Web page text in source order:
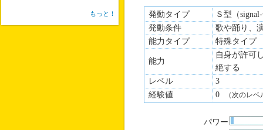
発動タイプ
Ｓ型（
発動条件
歌や踊り、
能力タイプ
特殊タイプ
能力
自身が許可
絶する
レベル
3
経験値
0 （次のレ
パワー
もっと！